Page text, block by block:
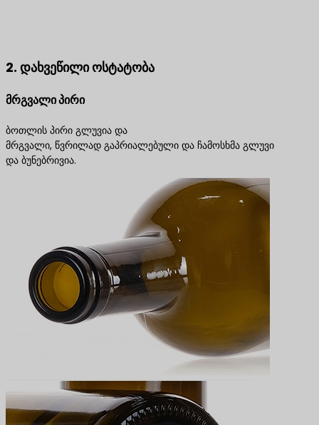
2. დახვეწილი ოსტატობა
მრგვალი პირი
ბოთლის პირი გლუვია და
მრგვალი, წვრილად გაპრიალებული და ჩამოსხმა გლუვი
და ბუნებრივია.